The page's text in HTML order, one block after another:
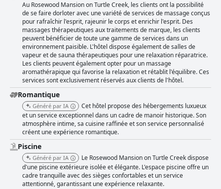
Au Rosewood Mansion on Turtle Creek, les clients ont la possibilité
de se faire dorloter avec une variété de services de massage conçus
pour rafraîchir l'esprit, rajeunir le corps et enrichir l'esprit. Des
massages thérapeutiques aux traitements de marque, les clients
peuvent bénéficier de toute une gamme de services dans un
environnement paisible. L'hôtel dispose également de salles de
vapeur et de sauna thérapeutiques pour une relaxation réparatrice.
Les clients peuvent également opter pour un massage
aromathérapique qui favorise la relaxation et rétablit l'équilibre. Ces
services sont exclusivement réservés aux clients de l'hôtel.
Romantique
Généré par IA
Cet hôtel propose des hébergements luxueux
et un service exceptionnel dans un cadre de manoir historique. Son
atmosphère intime, sa cuisine raffinée et son service personnalisé
créent une expérience romantique.
Piscine
Généré par IA
Le Rosewood Mansion on Turtle Creek dispose
d'une piscine extérieure isolée et élégante. L'espace piscine offre un
cadre tranquille avec des sièges confortables et un service
attentionné, garantissant une expérience relaxante.